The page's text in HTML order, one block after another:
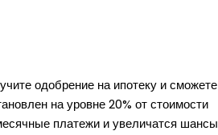
одобрение на ипотеку и сможете
на уровне 20% от стоимости
платежи и увеличатся шансы